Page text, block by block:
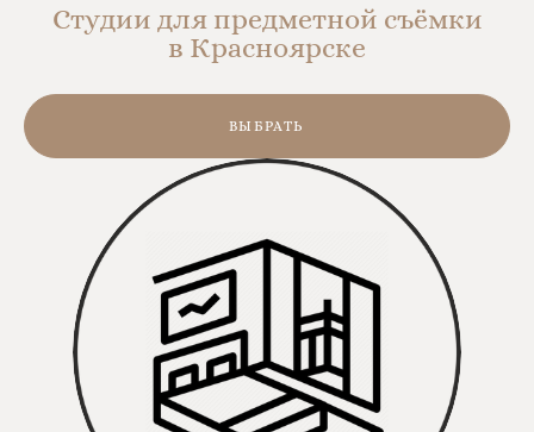
Студии для предметной съёмки
в Красноярске
ВЫБРАТЬ